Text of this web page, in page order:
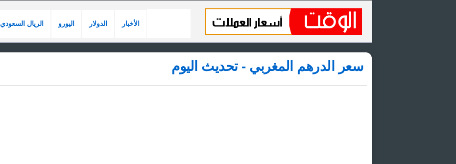
الريال السعودي اليورو الدولار الأخبار
سعر الدرهم المغربي - تحديث اليوم